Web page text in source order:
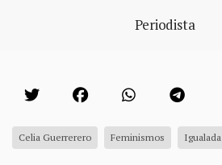
Periodista
Celia Guerrerero Feminismos Igualada